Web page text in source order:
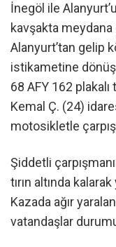
İnegöl ile
kavşakta
Alanyurt’tan gelip
istikametine
68 AFY 162 plakalı
Kemal Ç. (24)
motosikletle
Şiddetli
tırın altında
Kazada ağır
vatandaşlar